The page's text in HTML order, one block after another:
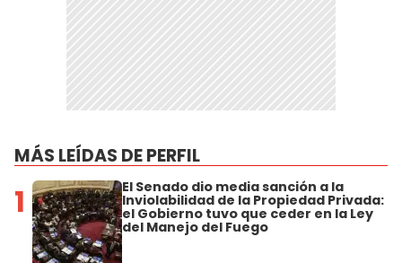
MÁS LEÍDAS DE PERFIL
1 El Senado dio media sanción a la
Inviolabilidad de la Propiedad Privada:
el Gobierno tuvo que ceder en la Ley
del Manejo del Fuego